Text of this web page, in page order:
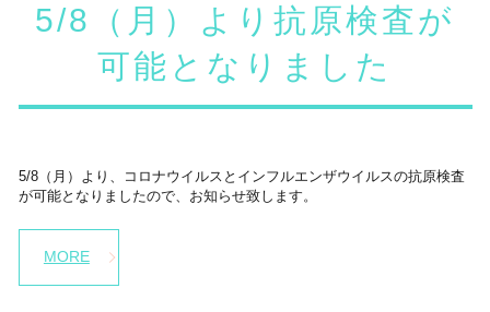
5/8（月）より抗原検査が
可能となりました
5/8（月）より、コロナウイルスとインフルエンザウイルスの抗原検査
が可能となりましたので、お知らせ致します。
MORE